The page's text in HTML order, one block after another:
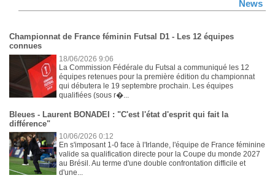
News
Championnat de France féminin Futsal D1 - Les 12 équipes
connues
18/06/2026 9:06
La Commission Fédérale du Futsal a communiqué les 12
équipes retenues pour la première édition du championnat
qui débutera le 19 septembre prochain. Les équipes
qualifiées (sous r�...
Bleues - Laurent BONADEI : "C'est l'état d'esprit qui fait la
différence"
10/06/2026 0:12
En s'imposant 1-0 face à l'Irlande, l'équipe de France féminine
valide sa qualification directe pour la Coupe du monde 2027
au Brésil. Au terme d'une double confrontation difficile et
d'une...